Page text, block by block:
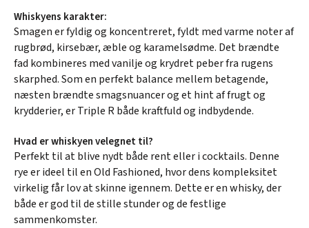
Whiskyens karakter:
Smagen er fyldig og koncentreret, fyldt med varme noter af
rugbrød, kirsebær, æble og karamelsødme. Det brændte
fad kombineres med vanilje og krydret peber fra rugens
skarphed. Som en perfekt balance mellem betagende,
næsten brændte smagsnuancer og et hint af frugt og
krydderier, er Triple R både kraftfuld og indbydende.
Hvad er whiskyen velegnet til?
Perfekt til at blive nydt både rent eller i cocktails. Denne
rye er ideel til en Old Fashioned, hvor dens kompleksitet
virkelig får lov at skinne igennem. Dette er en whisky, der
både er god til de stille stunder og de festlige
sammenkomster.